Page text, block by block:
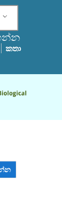
කතා